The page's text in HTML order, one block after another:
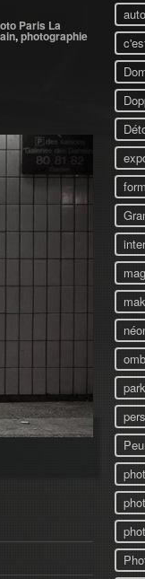
Paris La
,photographie